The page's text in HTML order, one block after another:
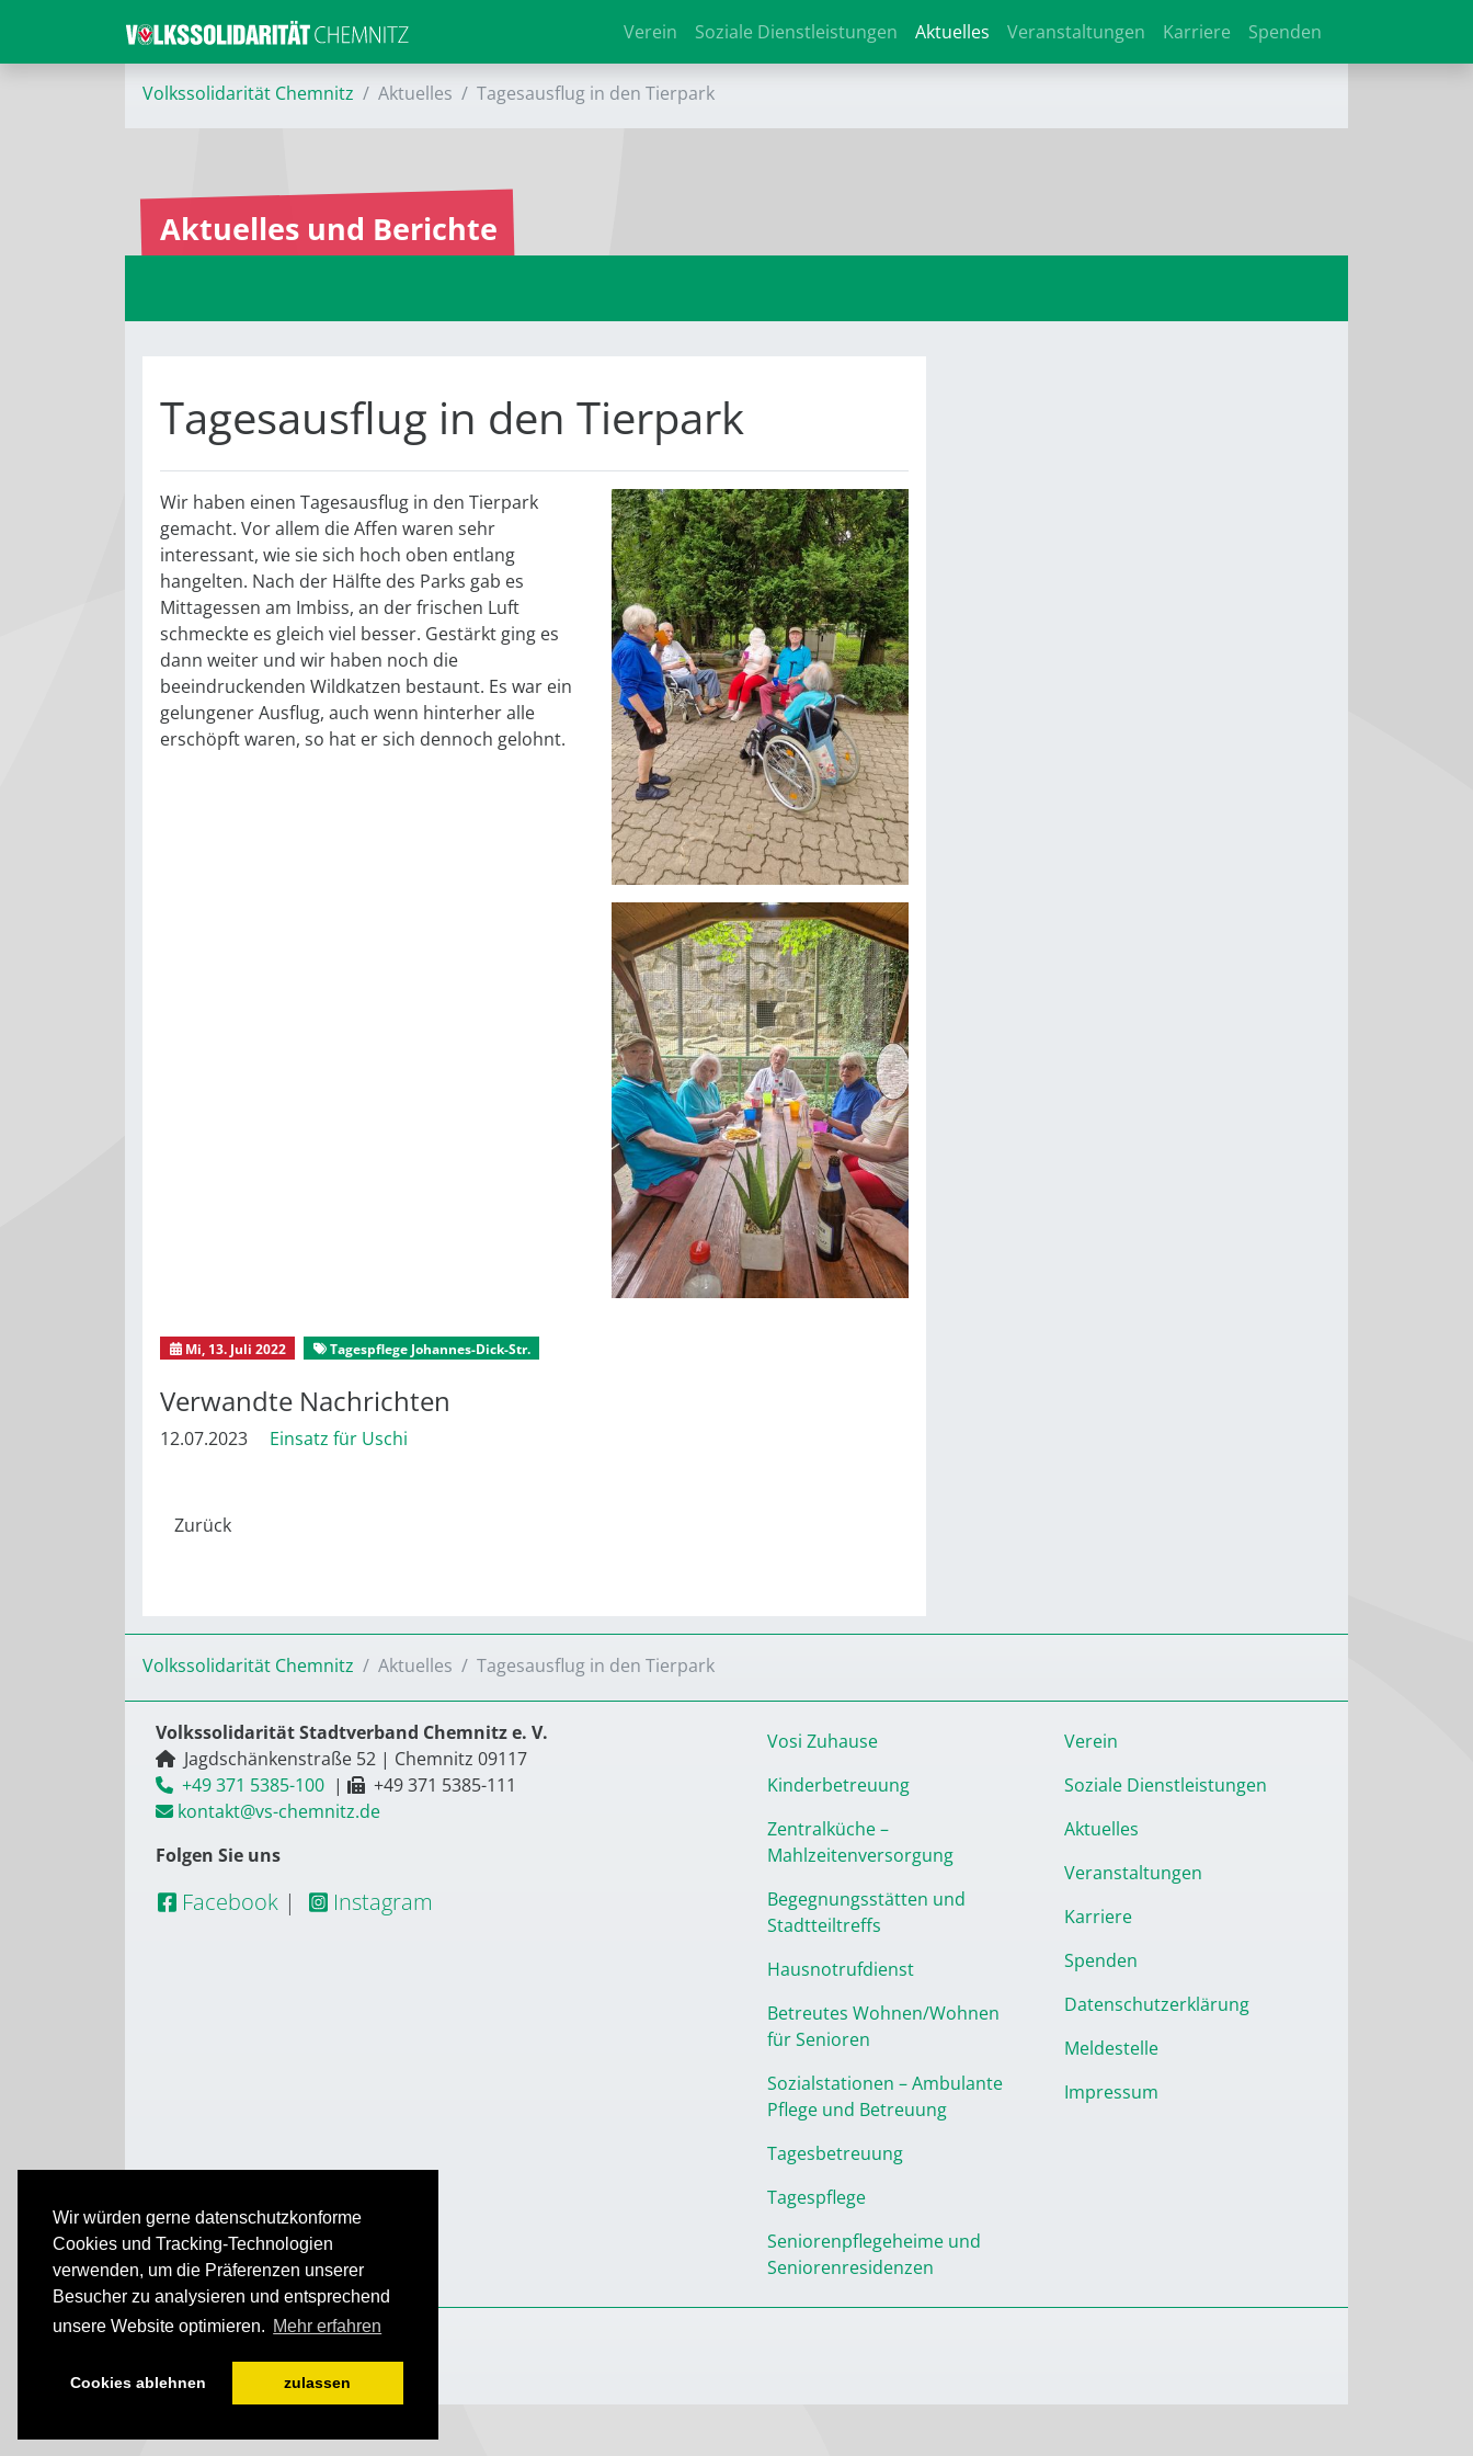
Wir würden gerne datenschutzkonforme
Cookies und Tracking-Technologien
verwenden, um die Präferenzen unserer
Besucher zu analysieren und entsprechend
unsere Website optimieren. Mehr erfahren
Cookies ablehnen zulassen
Verein Soziale Dienstleistungen Aktuelles Veranstaltungen Karriere Spenden
Volkssolidarität Chemnitz Aktuelles Tagesausflug in den Tierpark
Aktuelles und Berichte
Tagesausflug in den Tierpark
Wir haben einen Tagesausflug in den Tierpark
gemacht. Vor allem die Affen waren sehr
interessant, wie sie sich hoch oben entlang
hangelten. Nach der Hälfte des Parks gab es
Mittagessen am Imbiss, an der frischen Luft
schmeckte es gleich viel besser. Gestärkt ging es
dann weiter und wir haben noch die
beeindruckenden Wildkatzen bestaunt. Es war ein
gelungener Ausflug, auch wenn hinterher alle
erschöpft waren, so hat er sich dennoch gelohnt.
Mi, 13. Juli 2022 Tagespflege Johannes-Dick-Str.
Verwandte Nachrichten
12.07.2023 Einsatz für Uschi
Volkssolidarität Chemnitz Aktuelles Tagesausflug in den Tierpark
Volkssolidarität Stadtverband Chemnitz e. V.
Jagdschänkenstraße 52 | Chemnitz 09117
+49 371 5385-100 |
+49 371 5385-111
kontakt@vs-chemnitz.de
Folgen Sie uns
Facebook | Instagram
Vosi Zuhause
Kinderbetreuung
Zentralküche –
Mahlzeitenversorgung
Begegnungsstätten und
Stadtteiltreffs
Hausnotrufdienst
Betreutes Wohnen/Wohnen
für Senioren
Sozialstationen – Ambulante
Pflege und Betreuung
Tagesbetreuung
Tagespflege
Seniorenpflegeheime und
Seniorenresidenzen
Verein
Soziale Dienstleistungen
Aktuelles
Veranstaltungen
Karriere
Spenden
Datenschutzerklärung
Meldestelle
Impressum